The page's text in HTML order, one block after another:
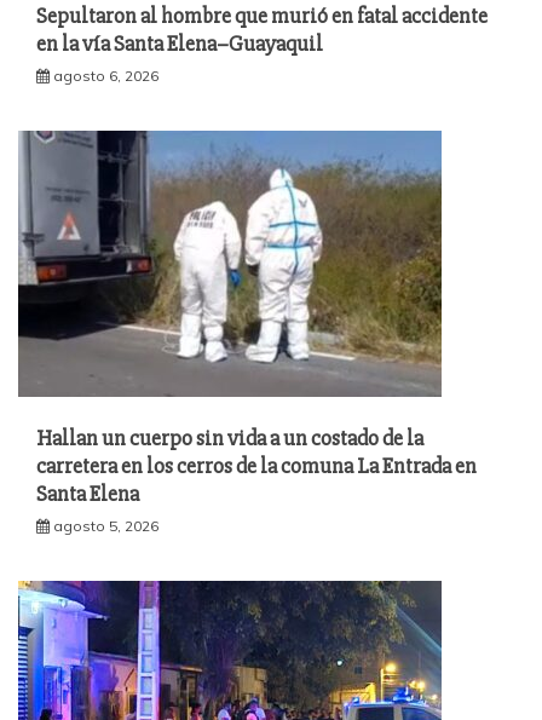
Sepultaron al hombre que murió en fatal accidente
en la vía Santa Elena–Guayaquil
agosto 6, 2026
Hallan un cuerpo sin vida a un costado de la
carretera en los cerros de la comuna La Entrada en
Santa Elena
agosto 5, 2026